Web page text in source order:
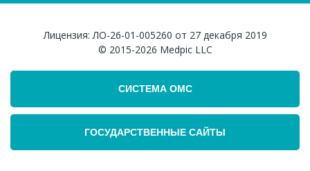
Лицензия:ЛО-26-01-005260 от 27 декабря 2019
© 2015-2026 Medpic LLC
СИСТЕМА ОМС
ГОСУДАРСТВЕННЫЕ САЙТЫ